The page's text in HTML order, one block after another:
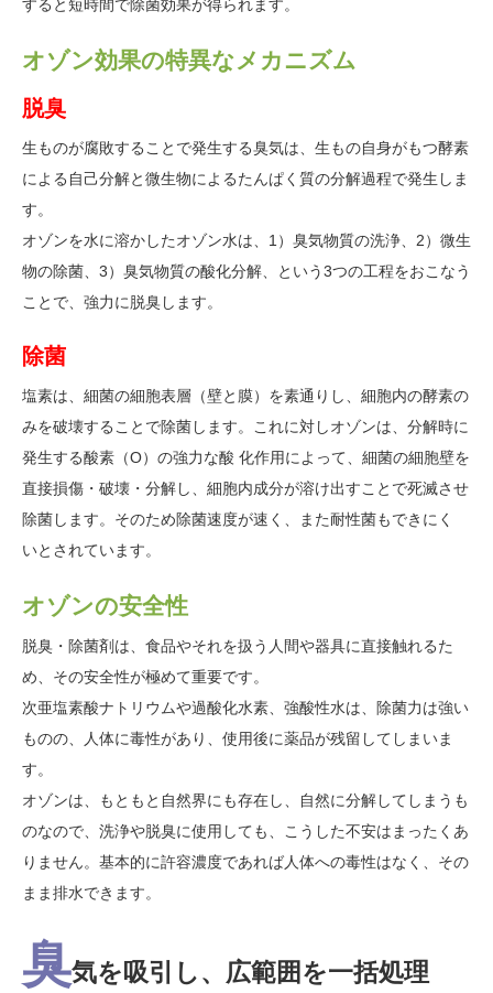
すると短時間で除菌効果が得られます。
オゾン効果の特異なメカニズム
脱臭
生ものが腐敗することで発生する臭気は、生もの自身がもつ酵素
による自己分解と微生物によるたんぱく質の分解過程で発生しま
す。
オゾンを水に溶かしたオゾン水は、1）臭気物質の洗浄、2）微生
物の除菌、3）臭気物質の酸化分解、という3つの工程をおこなう
ことで、強力に脱臭します。
除菌
塩素は、細菌の細胞表層（壁と膜）を素通りし、細胞内の酵素の
みを破壊することで除菌します。これに対しオゾンは、分解時に
発生する酸素（O）の強力な酸 化作用によって、細菌の細胞壁を
直接損傷・破壊・分解し、細胞内成分が溶け出すことで死滅させ
除菌します。そのため除菌速度が速く、また耐性菌もできにく
いとされています。
オゾンの安全性
脱臭・除菌剤は、食品やそれを扱う人間や器具に直接触れるた
め、その安全性が極めて重要です。
次亜塩素酸ナトリウムや過酸化水素、強酸性水は、除菌力は強い
ものの、人体に毒性があり、使用後に薬品が残留してしまいま
す。
オゾンは、もともと自然界にも存在し、自然に分解してしまうも
のなので、洗浄や脱臭に使用しても、こうした不安はまったくあ
りません。基本的に許容濃度であれば人体への毒性はなく、その
まま排水できます。
臭気を吸引し、広範囲を一括処理